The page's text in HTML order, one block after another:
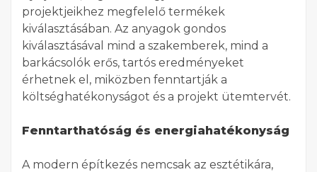
projektjeikhez megfelelő termékek
kiválasztásában. Az anyagok gondos
kiválasztásával mind a szakemberek, mind a
barkácsolók erős, tartós eredményeket
érhetnek el, miközben fenntartják a
költséghatékonyságot és a projekt ütemtervét.
Fenntarthatóság és energiahatékonyság
A modern építkezés nemcsak az esztétikára,